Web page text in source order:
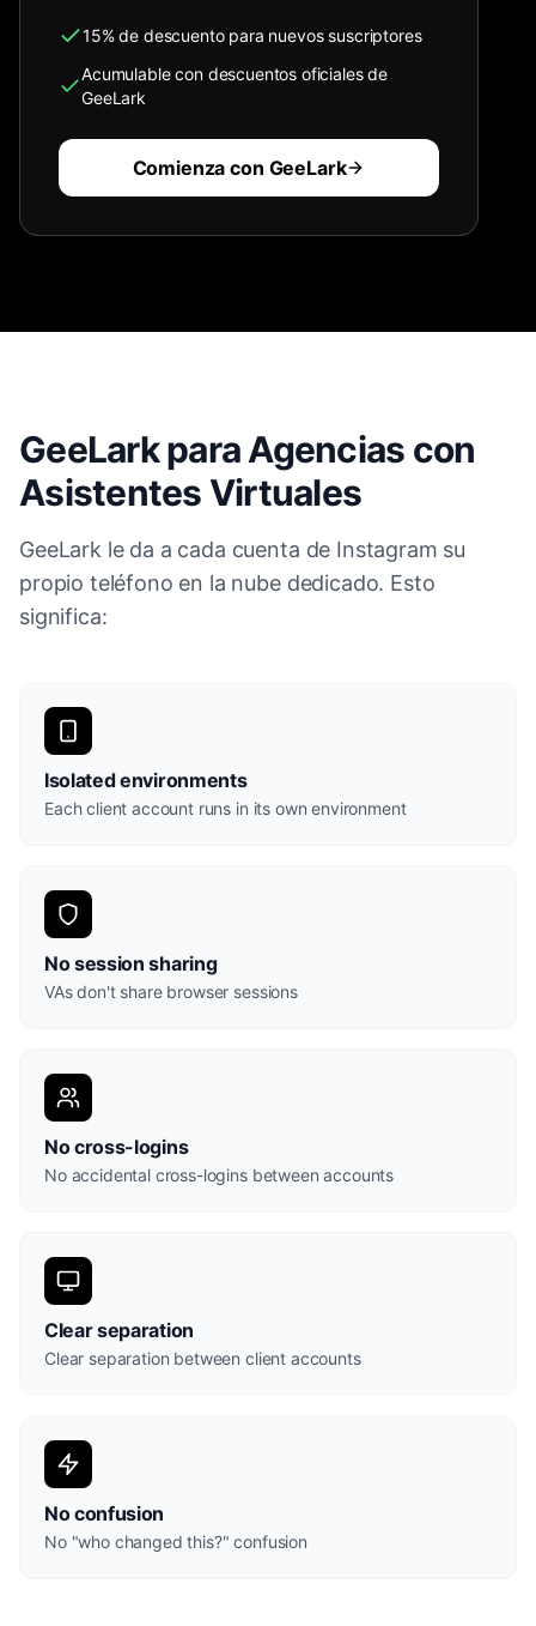
15% de descuento para nuevos suscriptores
Acumulable con descuentos oficiales de
GeeLark
Comienza con GeeLark
GeeLark para Agencias con
Asistentes Virtuales
GeeLark le da a cada cuenta de Instagram su
propio teléfono en la nube dedicado. Esto
significa:
Isolated environments
Each client account runs in its own environment
No session sharing
VAs don't share browser sessions
No cross-logins
No accidental cross-logins between accounts
Clear separation
Clear separation between client accounts
No confusion
No "who changed this?" confusion